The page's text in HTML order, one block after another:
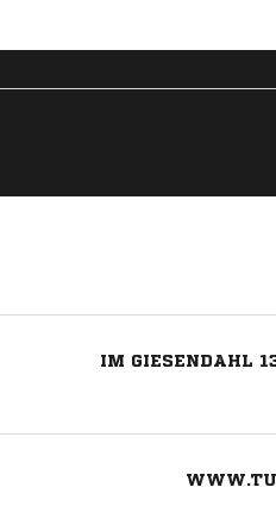
IM GIESENDAHL